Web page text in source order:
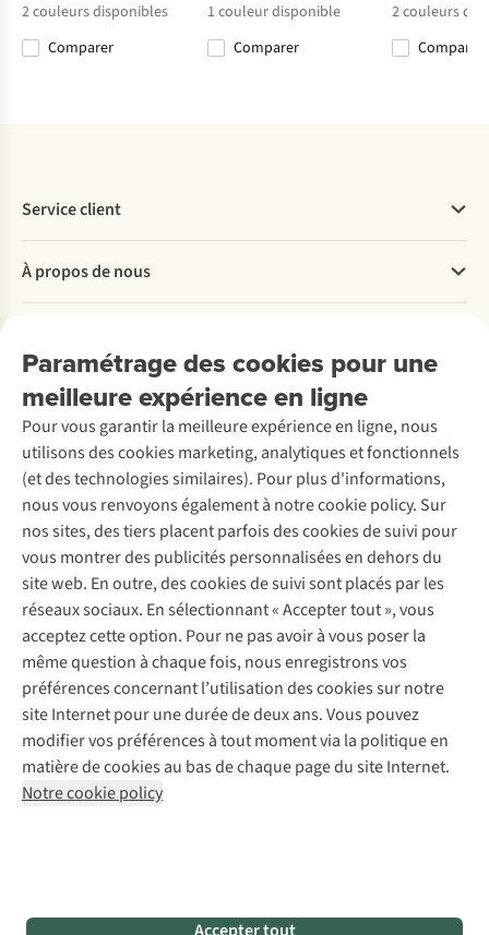
2couleurs disponibles
Comparer
1 couleur disponible
Comparer
2couleurs
Comparer
Paramétrage des cookies pour une
meilleure expérience en ligne
Pour vous garantir la meilleure expérience en ligne, nous
utilisons des cookies marketing, analytiques et fonctionnels
(et des technologies similaires). Pour plus d'informations,
nous vous renvoyons également à notre cookie policy. Sur
nos sites, des tiers placent parfois des cookies de suivi pour
vous montrer des publicités personnalisées en dehors du
site web. En outre, des cookies de suivi sont placés par les
réseaux sociaux. En sélectionnant « Accepter tout », vous
acceptez cette option. Pour ne pas avoir à vous poser la
même question à chaque fois, nous enregistrons vos
préférences concernant l’utilisation des cookies sur notre
site Internet pour une durée de deux ans. Vous pouvez
modifier vos préférences à tout moment via la politique en
matière de cookies au bas de chaque page du site Internet.
Notre cookie policy
Service client
Commander
Payer
Retourner
Rétractation d'une commande
Entretien & réparations
Garantie
Contactez-nous
À propos de nous
Entreprise responsable
À propos d’Ayacucho
Nos magasins
À propos d’A.S.Adventure
Déclaration d'accessibilité
Location / Location sports d’hiver
Seconde-main
Entretien de ski
Service de lavage
Entretien de chaussures
Réparation de chaussures
Réparation de vêtements
Retouches
Pour les entreprises
Découvrez
A.S.Magazine
Explore Camp
Expertise & conseils
Abonnez-vous à la newsletter
Suivez-nous
Mentions légales
Politique de confidentialité
Conditions générales
Cookie Policy